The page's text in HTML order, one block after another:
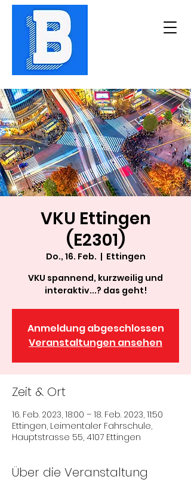
VKU Ettingen
(E2301)
Do., 16. Feb.
  |
Ettingen
VKU spannend, kurzweilig und
interaktiv...? das geht!
Anmeldung abgeschlossen
Veranstaltungen ansehen
Zeit & Ort
16. Feb. 2023, 18:00 – 18. Feb. 2023, 11:50
Ettingen, Leimentaler Fahrschule,
Hauptstrasse 55, 4107 Ettingen
Über die Veranstaltung